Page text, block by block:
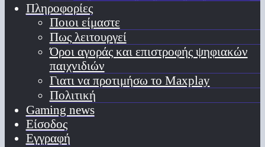
Πληροφορίες
Ποιοι είμαστε
Πως λειτουργεί
Όροι αγοράς και επιστροφής ψηφιακών
παιχνιδιών
Γιατι να προτιμήσω το Maxplay
Πολιτική
Gaming news
Είσοδος
Εγγραφή